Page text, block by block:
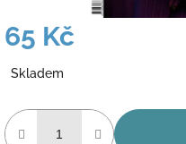
65 Kč
cena:
Skladem